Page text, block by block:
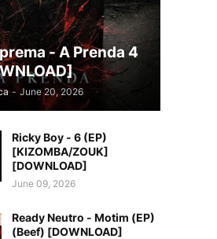
- A Prenda 4
- June 20, 2026
Ricky Boy - 6 (EP)
[KIZOMBA/ZOUK]
[DOWNLOAD]
June 09, 2026
Ready Neutro - Motim (EP)
(Beef) [DOWNLOAD]